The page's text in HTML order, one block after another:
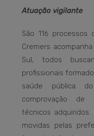
Atuação vigilante
São 116 processos
Cremers
Sul, todos
profissionais
saúde pública
comprovação de
técnicos
movidas pelas